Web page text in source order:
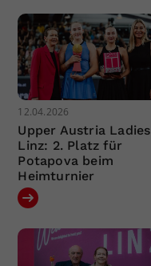
12.04.2026
Upper Austria Ladies
Linz: 2. Platz für
Potapova beim
Heimturnier